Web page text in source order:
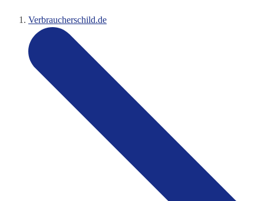
Verbraucherschild.de